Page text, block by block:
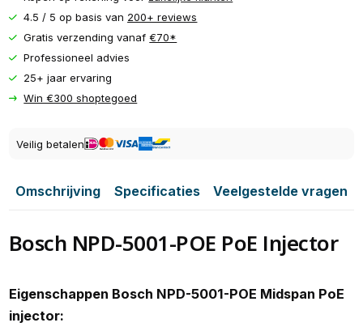
4.5 / 5 op basis van 200+ reviews
Gratis verzending vanaf€70*
Professioneel advies
25+ jaar ervaring
Win €300 shoptegoed
Veilig betalen
Omschrijving Specificaties Veelgestelde vragen
Bosch NPD-5001-POE PoE Injector
Eigenschappen Bosch NPD-5001-POE Midspan PoE
injector: